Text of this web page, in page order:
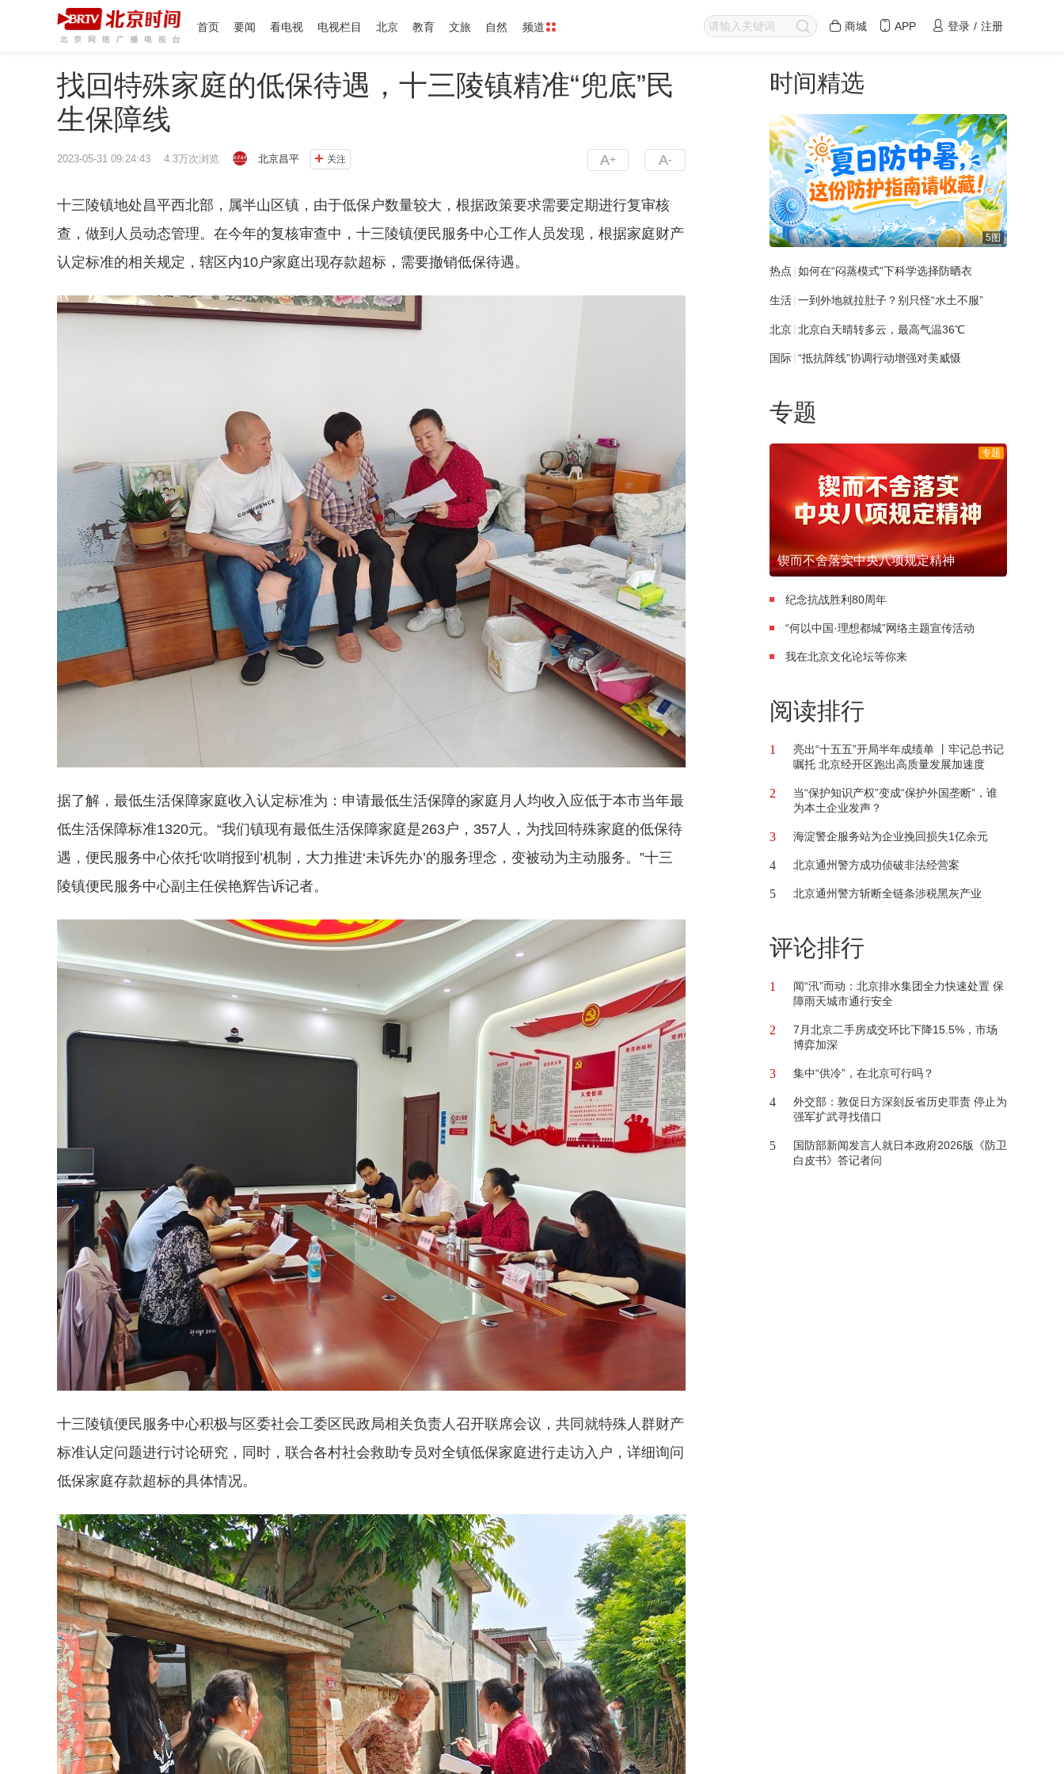
首页 要闻 看电视 电视栏目 北京 教育 文旅 自然 频道 登录 / 注册
商城 APP
找回特殊家庭的低保待遇，十三陵镇精准“兜底”民
生保障线
A-
A+
2023-05-31 09:24:43 4.3万次浏览 北京昌平 关注
十三陵镇地处昌平西北部，属半山区镇，由于低保户数量较大，根据政策要求需要定期进行复审核
查，做到人员动态管理。在今年的复核审查中，十三陵镇便民服务中心工作人员发现，根据家庭财产
认定标准的相关规定，辖区内10户家庭出现存款超标，需要撤销低保待遇。
据了解，最低生活保障家庭收入认定标准为：申请最低生活保障的家庭月人均收入应低于本市当年最
低生活保障标准1320元。“我们镇现有最低生活保障家庭是263户，357人，为找回特殊家庭的低保待
遇，便民服务中心依托‘吹哨报到’机制，大力推进‘未诉先办’的服务理念，变被动为主动服务。”十三
陵镇便民服务中心副主任侯艳辉告诉记者。
十三陵镇便民服务中心积极与区委社会工委区民政局相关负责人召开联席会议，共同就特殊人群财产
标准认定问题进行讨论研究，同时，联合各村社会救助专员对全镇低保家庭进行走访入户，详细询问
低保家庭存款超标的具体情况。
时间精选
5图
热点 | 如何在“闷蒸模式”下科学选择防晒衣
生活| 一到外地就拉肚子？别只怪“水土不服”
北京| 北京白天晴转多云，最高气温36℃
国际| “抵抗阵线”协调行动增强对美威慑
专题
专题
锲而不舍落实中央八项规定精神
纪念抗战胜利80周年
“何以中国·理想都城”网络主题宣传活动
我在北京文化论坛等你来
阅读排行
1
亮出“十五五”开局半年成绩单 丨牢记总书记
嘱托 北京经开区跑出高质量发展加速度
2
当“保护知识产权”变成“保护外国垄断”，谁
为本土企业发声？
3 海淀警企服务站为企业挽回损失1亿余元
4 北京通州警方成功侦破非法经营案
5 北京通州警方斩断全链条涉税黑灰产业
评论排行
1
闻“汛”而动：北京排水集团全力快速处置 保
障雨天城市通行安全
2
7月北京二手房成交环比下降15.5%，市场
博弈加深
3 集中“供冷”，在北京可行吗？
4
外交部：敦促日方深刻反省历史罪责 停止为
强军扩武寻找借口
5
国防部新闻发言人就日本政府2026版《防卫
白皮书》答记者问